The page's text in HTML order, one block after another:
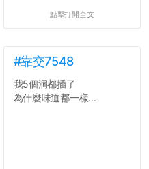
點擊打開全文
#靠交7548
我5個洞都插了
為什麼味道都一樣...